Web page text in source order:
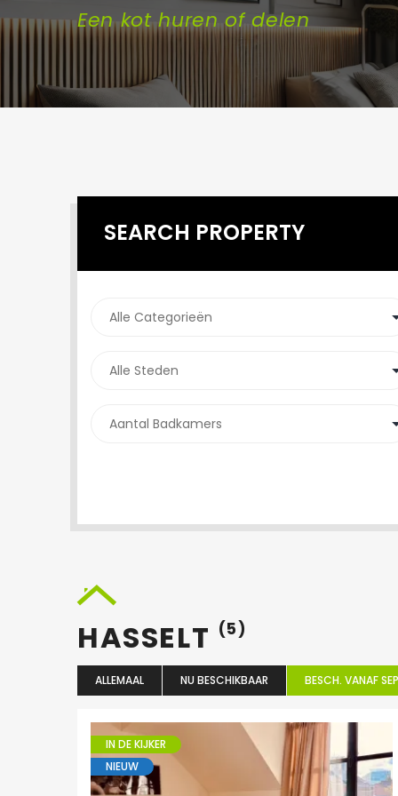
Een kot huren of delen
SEARCH PROPERTY
HASSELT (5)
ALLEMAAL NU BESCHIKBAAR BESCH. VANAF
IN DE KIJKER
NIEUW